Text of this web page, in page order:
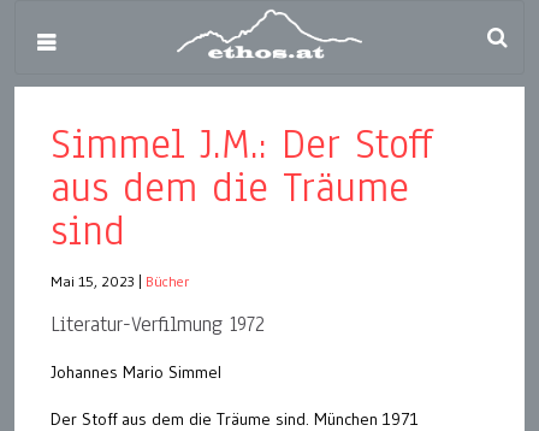
Simmel J.M.: Der Stoff
aus dem die Träume
sind
Mai 15, 2023 Bücher
Literatur-Verfilmung 1972
Johannes Mario Simmel
Der Stoff aus dem die Träume sind. München 1971